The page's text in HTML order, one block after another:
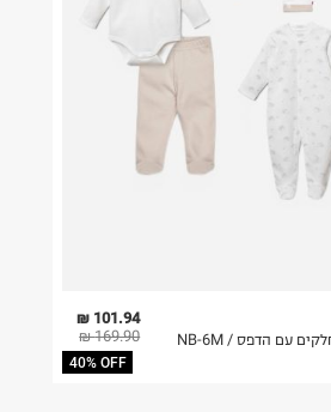
101.94 ₪
169.90 ₪
40% OFF